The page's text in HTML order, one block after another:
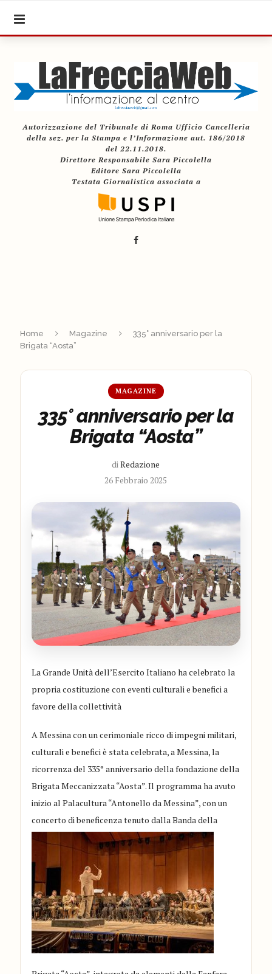
Autorizzazione del Tribunale di Roma Ufficio Cancelleria
della sez. per la Stampa e l’Informazione aut. 186/2018
del 22.11.2018.
Direttore Responsabile Sara Piccolella
Editore Sara Piccolella
Testata Giornalistica associata a
Home Magazine
335° anniversario per la
Brigata “Aosta”
MAGAZINE
335° anniversario per la
Brigata “Aosta”
diRedazione
26 Febbraio 2025
La Grande Unità dell’Esercito Italiano ha celebrato la
propria costituzione con eventi culturali e benefici a
favore della collettività
A Messina con un cerimoniale ricco di impegni militari,
culturali e benefici è stata celebrata, a Messina, la
ricorrenza del 335° anniversario della fondazione della
Brigata Meccanizzata “Aosta”. Il programma ha avuto
inizio al Palacultura “Antonello da Messina”, con un
concerto di beneficenza tenuto dalla Banda della